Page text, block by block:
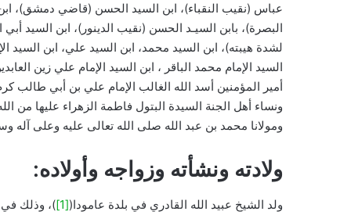
عباس (نقيب النقباء)، ابن السيد الحسن (قاضي دمشق)،
البصرة)، بابن السيـد الحسن (نقيب الدينور)، ابن السيد
لشدة هيبته)، ابن السيد محمد، ابن السيد علي، ابن السيد
السيد الإمام محمد الباقر ، ابن السيد الإمام علي زين
أمير المؤمنين أسد الله الغالب الإمام علي بن أبي طالب
ونساء أهل الجنة السيدة البتول فاطمة الزهراء عليها من
ومولانا محمد بن عبد الله صلى الله تعالى عليه وعلى آله
ولادته ونشأته وزواجه وأولاده:
ولد الشيخ عبيد الله القادري في بلدة عامودا([1]